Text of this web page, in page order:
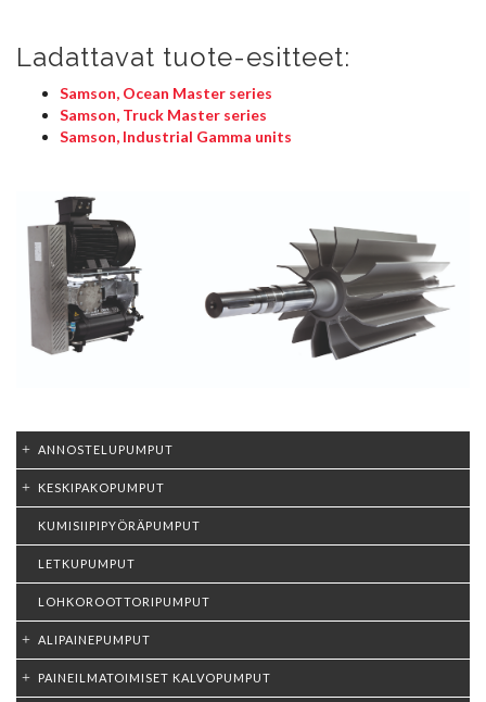
Ladattavat tuote-esitteet:
Samson, Ocean Master series
Samson, Truck Master series
Samson, Industrial Gamma units
ANNOSTELUPUMPUT
KESKIPAKOPUMPUT
KUMISIIPIPYÖRÄPUMPUT
LETKUPUMPUT
LOHKOROOTTORIPUMPUT
ALIPAINEPUMPUT
PAINEILMATOIMISET KALVOPUMPUT